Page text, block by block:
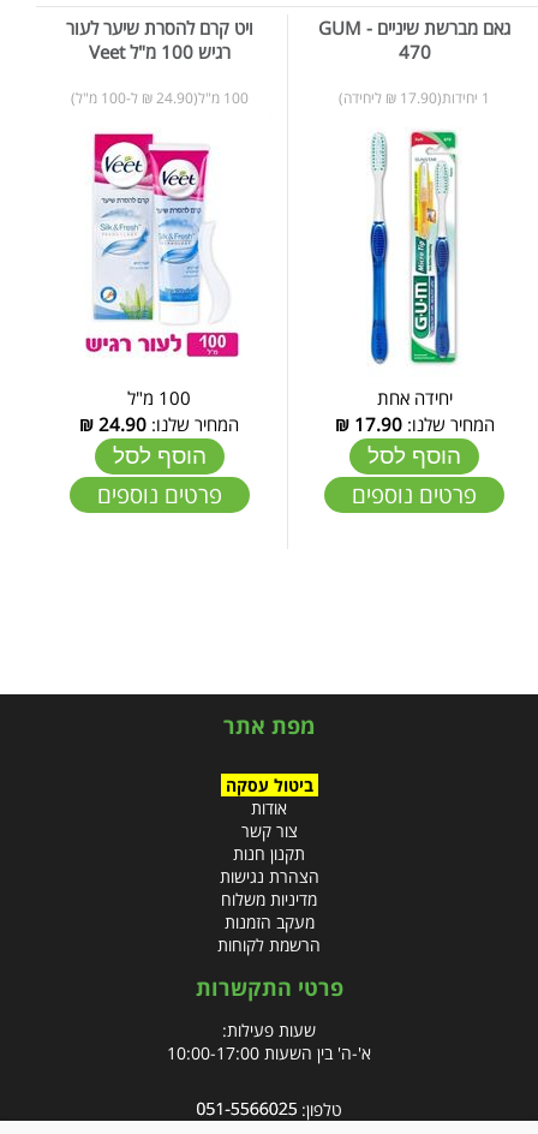
גאם מברשת שיניים - GUM
470
1 יחידות(17.90 ₪ ליחידה)
יחידה אחת
המחיר שלנו:17.90
₪
הוסף לסל
פרטים נוספים
ויט קרם להסרת שיער לעור
רגיש 100 מ"ל Veet
100 מ"ל(24.90 ₪ ל-100 מ"ל)
100 מ"ל
המחיר שלנו: 24.90
₪
הוסף לסל
פרטים נוספים
מפת אתר
ביטול עסקה
אודות
צור קשר
תקנון חנות
הצהרת נגישות
מדיניות משלוח
מעקב הזמנות
הרשמת לקוחות
פרטי התקשרות
שעות פעילות:
א'-ה' בין השעות 10:00-17:00
טלפון: